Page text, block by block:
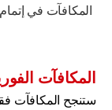
المكافآت في
المكافآت
ستنجح المكافآت